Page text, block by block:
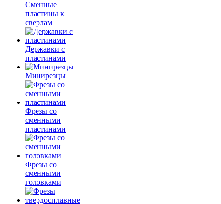
Сменные
пластины к
сверлам
Державки с
пластинами
Минирезцы
Фрезы со
сменными
пластинами
Фрезы со
сменными
головками